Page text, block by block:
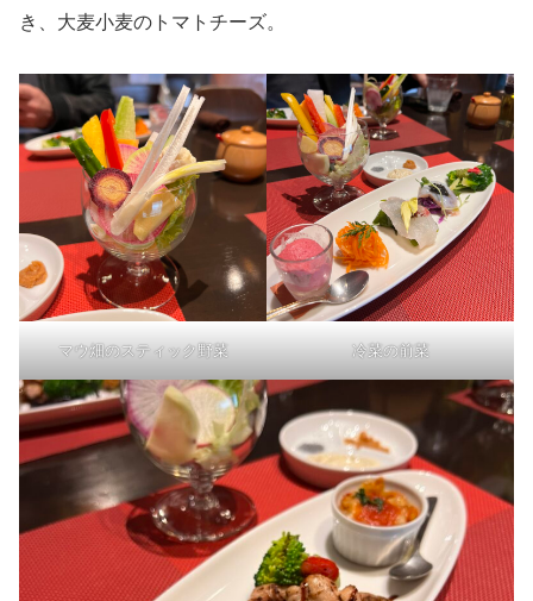
き、大麦小麦のトマトチーズ。
マウ畑のスティック野菜 冷菜の前菜